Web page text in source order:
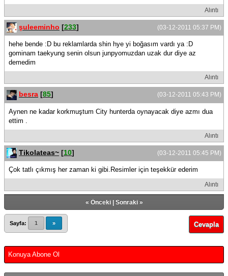
Alıntı
(03-12-2011 05:37 PM)
şuleeminho [233]
hehe bende :D bu reklamlarda shin hye yi boğasım vardı ya :D
gominam taekyung senin olsun junpyomuzdan uzak dur diye az
demedim
Alıntı
(03-12-2011 05:43 PM)
besra [85]
Aynen ne kadar korkmuştum City hunterda oynayacak diye azmı dua
ettim .
Alıntı
(03-12-2011 05:45 PM)
Tikolateas~ [10]
Çok tatlı çıkmış her zaman ki gibi.Resimler için teşekkür ederim
Alıntı
« Önceki| Sonraki»
Sayfa: 1 » Cevapla
Konuya Abone Ol